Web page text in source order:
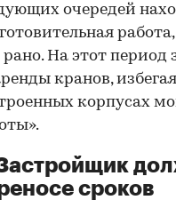
очередей
На этот
кранов,
корпусах
сроков